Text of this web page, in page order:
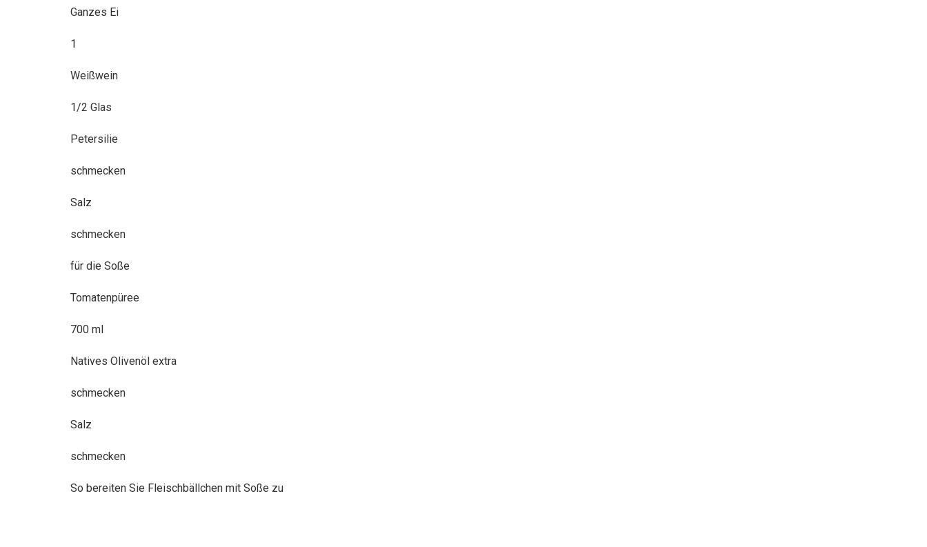
Ganzes Ei
1
Weißwein
1/2 Glas
Petersilie
schmecken
Salz
schmecken
für die Soße
Tomatenpüree
700 ml
Natives Olivenöl extra
schmecken
Salz
schmecken
So bereiten Sie Fleischbällchen mit Soße zu